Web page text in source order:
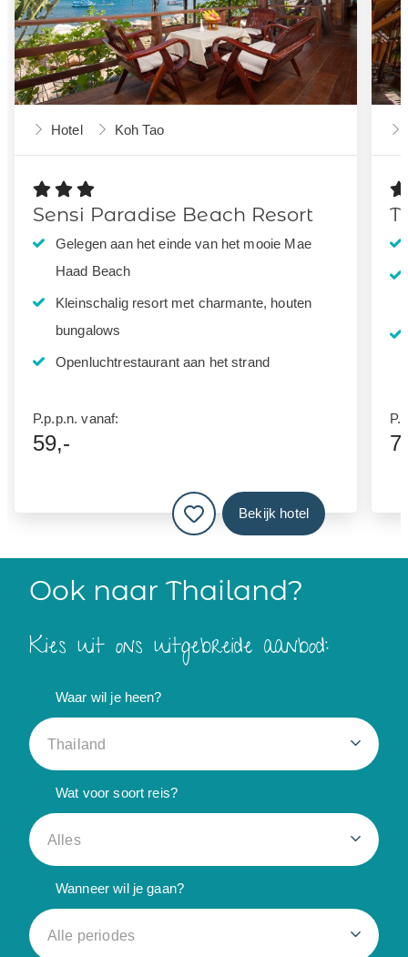
Hotel Koh Tao
Sensi Paradise Beach Resort
Gelegen aan het einde van het mooie Mae
Haad Beach
Kleinschalig resort met charmante, houten
bungalows
Openluchtrestaurant aan het strand
P.p.p.n. vanaf:
59,-
Bekijk hotel
Ook naar Thailand?
Kies uit ons uitgebreide aanbod:
Waar wil je heen?
Thailand
Wat voor soort reis?
Alles
Wanneer wil je gaan?
Alle periodes